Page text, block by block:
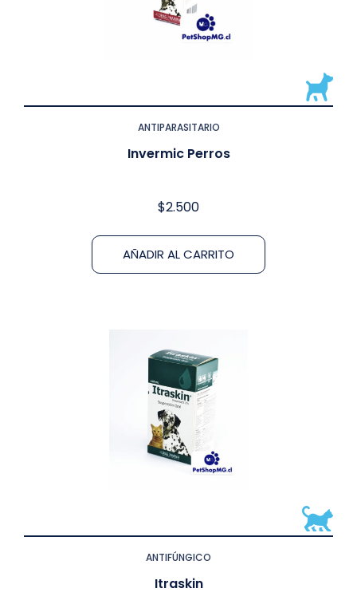
ANTIPARASITARIO
Invermic Perros
$2.500
AÑADIR AL CARRITO
ANTIFÚNGICO
Itraskin